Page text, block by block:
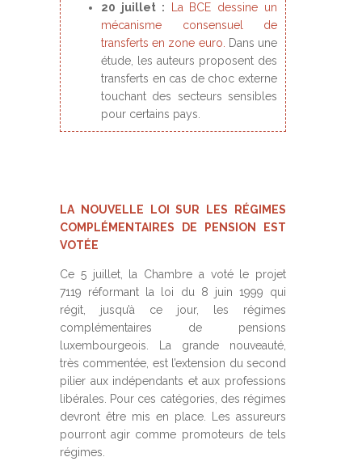
20 juillet :
La BCE dessine un
mécanisme consensuel de
transferts en zone euro.
Dans une
étude, les auteurs proposent des
transferts en cas de choc externe
touchant des secteurs sensibles
pour certains pays.
LA NOUVELLE LOI SUR LES RÉGIMES
COMPLÉMENTAIRES DE PENSION EST
VOTÉE
Ce 5 juillet, la Chambre a voté le projet
7119 réformant la loi du 8 juin 1999 qui
régit, jusqu’à ce jour, les régimes
complémentaires de pensions
luxembourgeois. La grande nouveauté,
très commentée, est l’extension du second
pilier aux indépendants et aux professions
libérales. Pour ces catégories, des régimes
devront être mis en place. Les assureurs
pourront agir comme promoteurs de tels
régimes.